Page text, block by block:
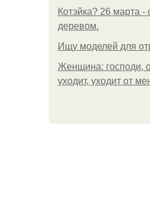
Котэйка? 26 марта -
деревом.
Ищу моделей для
Женщина: господи,
уходит, уходит от